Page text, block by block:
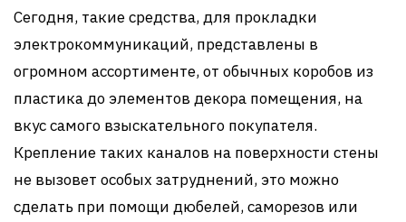
Сегодня, такие средства, для прокладки
электрокоммуникаций, представлены в
огромном ассортименте, от обычных коробов из
пластика до элементов декора помещения, на
вкус самого взыскательного покупателя.
Крепление таких каналов на поверхности стены
не вызовет особых затруднений, это можно
сделать при помощи дюбелей, саморезов или